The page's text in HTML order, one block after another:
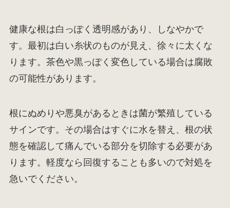
健康な根は白っぽく透明感があり、しなやかで
す。最初は白い糸状のものが見え、徐々に太くな
ります。茶色や黒っぽく変色している場合は腐敗
の可能性があります。
根にぬめりや悪臭があるときは菌が繁殖している
サインです。その場合はすぐに水を替え、根の状
態を確認して痛んでいる部分を切除する必要があ
ります。軽度なら回復することも多いので対処を
急いでください。